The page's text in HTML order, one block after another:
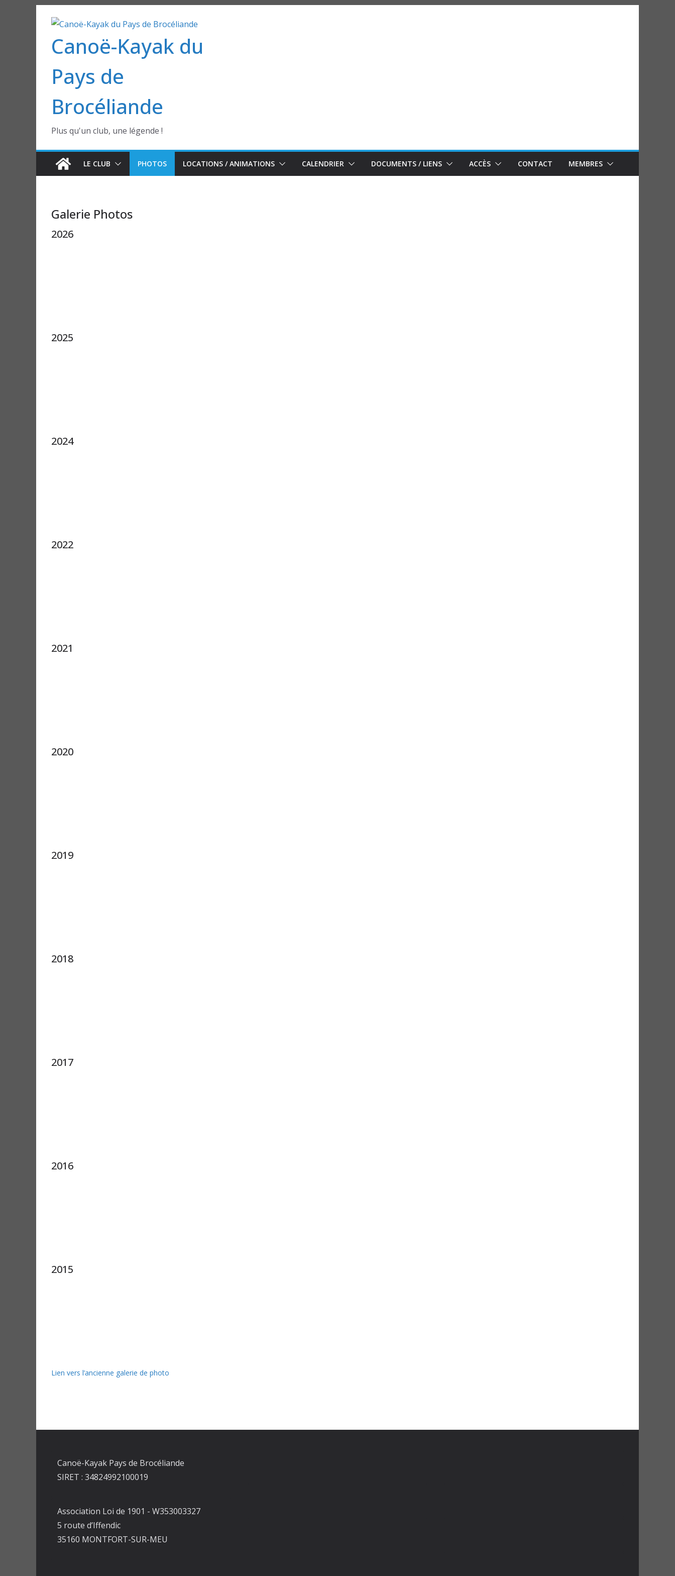
contenuCanoë-Kayak du
Pays de
Brocéliande
Plus qu'un club, une légende !
LE CLUB PHOTOS LOCATIONS / ANIMATIONS CALENDRIER DOCUMENTS / LIENS ACCÈS CONTACT MEMBRES
Galerie Photos
2026
2025
2024
2022
2021
2020
2019
2018
2017
2016
2015
Lien vers l’ancienne galerie de photo
Canoë-Kayak Pays de Brocéliande
SIRET : 34824992100019
Association Loi de 1901 - W353003327
5 route d’Iffendic
35160 MONTFORT-SUR-MEU